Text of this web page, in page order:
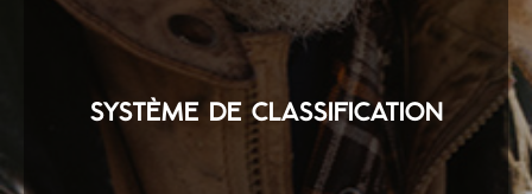
SYSTÈME DE CLASSIFICATION